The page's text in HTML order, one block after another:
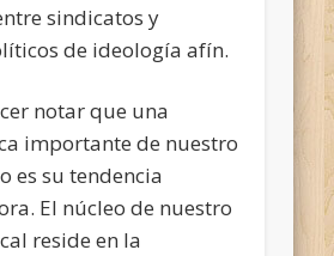
sindicatos y
de ideología afín.
notar que una
importante de nuestro
es su tendencia
El núcleo de nuestro
reside en la